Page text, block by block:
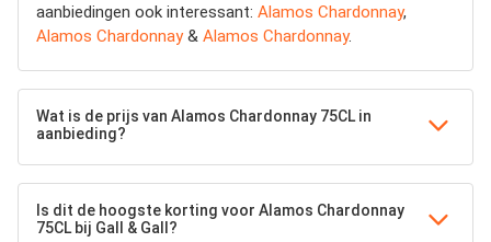
aanbiedingen ook interessant: Alamos Chardonnay,
Alamos Chardonnay& Alamos Chardonnay.
Wat is de prijs van Alamos Chardonnay 75CL in
aanbieding?
Is dit de hoogste korting voor Alamos Chardonnay
75CL bij Gall & Gall?